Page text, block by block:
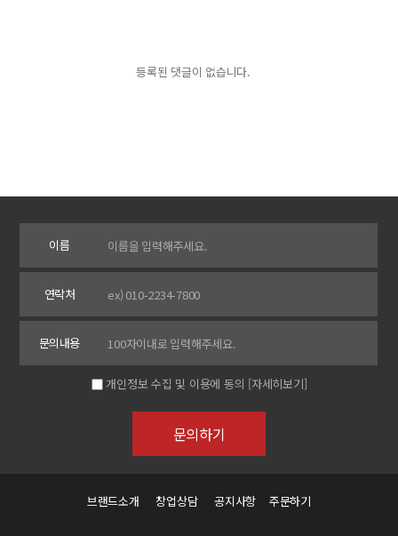
등록된 댓글이 없습니다.
이름
연락처
문의내용
개인정보 수집 및 이용에 동의 [자세히보기]
브랜드소개 창업상담 공지사항 주문하기